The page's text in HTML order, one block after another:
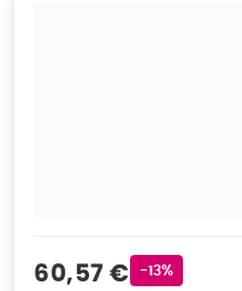
Verkaufspreis
60,57 € Rabattstempel
-13%